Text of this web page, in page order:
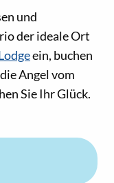
und
der ideale Ort
ein, buchen
Angel vom
Sie Ihr Glück.